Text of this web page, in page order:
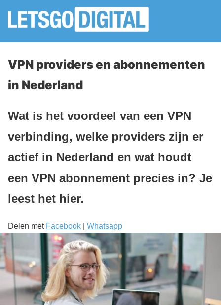
VPN providers en abonnementen
in Nederland
Wat is het voordeel van een VPN
verbinding, welke providers zijn er
actief in Nederland en wat houdt
een VPN abonnement precies in? Je
leest het hier.
Delen met Facebook Whatsapp